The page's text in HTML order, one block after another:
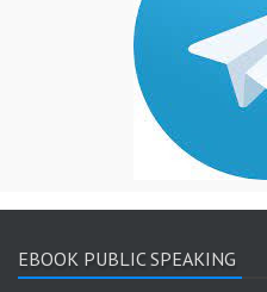
EBOOK PUBLIC SPEAKING